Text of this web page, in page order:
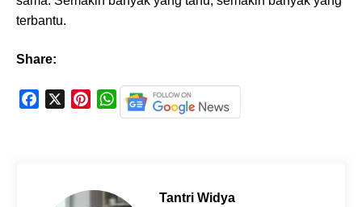
terbantu.
Share:
W
h
A
Tantri Widya